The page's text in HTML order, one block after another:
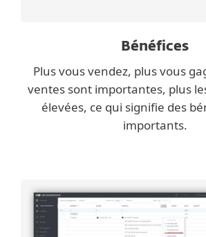
Bénéfices
Plus vous vendez, plus vous
ventes sont importantes, plus
élevées, ce qui signifie des
importants.